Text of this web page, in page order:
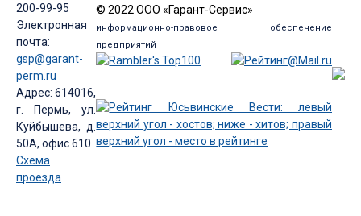
200-99-95
Электронная
почта:
gsp@garant-
perm.ru
Адрес: 614016,
г. Пермь, ул.
Куйбышева, д.
50А, офис 610
Схема
проезда
© 2022 ООО «Гарант-Сервис»
информационно-правовое обеспечение
предприятий